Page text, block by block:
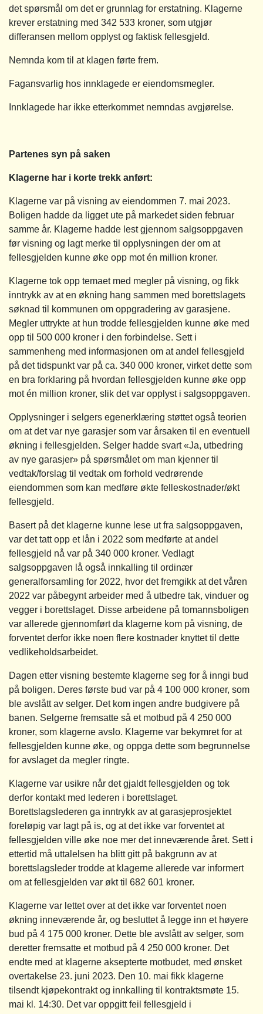
det spørsmål om det er grunnlag for erstatning. Klagerne
krever erstatning med 342 533 kroner, som utgjør
differansen mellom opplyst og faktisk fellesgjeld.
Nemnda kom til at klagen førte frem.
Fagansvarlig hos innklagede er eiendomsmegler.
Innklagede har ikke etterkommet nemndas avgjørelse.
Partenes syn på saken
Klagerne har i korte trekk anført:
Klagerne var på visning av eiendommen 7. mai 2023.
Boligen hadde da ligget ute på markedet siden februar
samme år. Klagerne hadde lest gjennom salgsoppgaven
før visning og lagt merke til opplysningen der om at
fellesgjelden kunne øke opp mot én million kroner.
Klagerne tok opp temaet med megler på visning, og fikk
inntrykk av at en økning hang sammen med borettslagets
søknad til kommunen om oppgradering av garasjene.
Megler uttrykte at hun trodde fellesgjelden kunne øke med
opp til 500 000 kroner i den forbindelse. Sett i
sammenheng med informasjonen om at andel fellesgjeld
på det tidspunkt var på ca. 340 000 kroner, virket dette som
en bra forklaring på hvordan fellesgjelden kunne øke opp
mot én million kroner, slik det var opplyst i salgsoppgaven.
Opplysninger i selgers egenerklæring støttet også teorien
om at det var nye garasjer som var årsaken til en eventuell
økning i fellesgjelden. Selger hadde svart «Ja, utbedring
av nye garasjer» på spørsmålet om man kjenner til
vedtak/forslag til vedtak om forhold vedrørende
eiendommen som kan medføre økte felleskostnader/økt
fellesgjeld.
Basert på det klagerne kunne lese ut fra salgsoppgaven,
var det tatt opp et lån i 2022 som medførte at andel
fellesgjeld nå var på 340 000 kroner. Vedlagt
salgsoppgaven lå også innkalling til ordinær
generalforsamling for 2022, hvor det fremgikk at det våren
2022 var påbegynt arbeider med å utbedre tak, vinduer og
vegger i borettslaget. Disse arbeidene på tomannsboligen
var allerede gjennomført da klagerne kom på visning, de
forventet derfor ikke noen flere kostnader knyttet til dette
vedlikeholdsarbeidet.
Dagen etter visning bestemte klagerne seg for å inngi bud
på boligen. Deres første bud var på 4 100 000 kroner, som
ble avslått av selger. Det kom ingen andre budgivere på
banen. Selgerne fremsatte så et motbud på 4 250 000
kroner, som klagerne avslo. Klagerne var bekymret for at
fellesgjelden kunne øke, og oppga dette som begrunnelse
for avslaget da megler ringte.
Klagerne var usikre når det gjaldt fellesgjelden og tok
derfor kontakt med lederen i borettslaget.
Borettslagslederen ga inntrykk av at garasjeprosjektet
foreløpig var lagt på is, og at det ikke var forventet at
fellesgjelden ville øke noe mer det inneværende året. Sett i
ettertid må uttalelsen ha blitt gitt på bakgrunn av at
borettslagsleder trodde at klagerne allerede var informert
om at fellesgjelden var økt til 682 601 kroner.
Klagerne var lettet over at det ikke var forventet noen
økning inneværende år, og besluttet å legge inn et høyere
bud på 4 175 000 kroner. Dette ble avslått av selger, som
deretter fremsatte et motbud på 4 250 000 kroner. Det
endte med at klagerne aksepterte motbudet, med ønsket
overtakelse 23. juni 2023. Den 10. mai fikk klagerne
tilsendt kjøpekontrakt og innkalling til kontraktsmøte 15.
mai kl. 14:30. Det var oppgitt feil fellesgjeld i